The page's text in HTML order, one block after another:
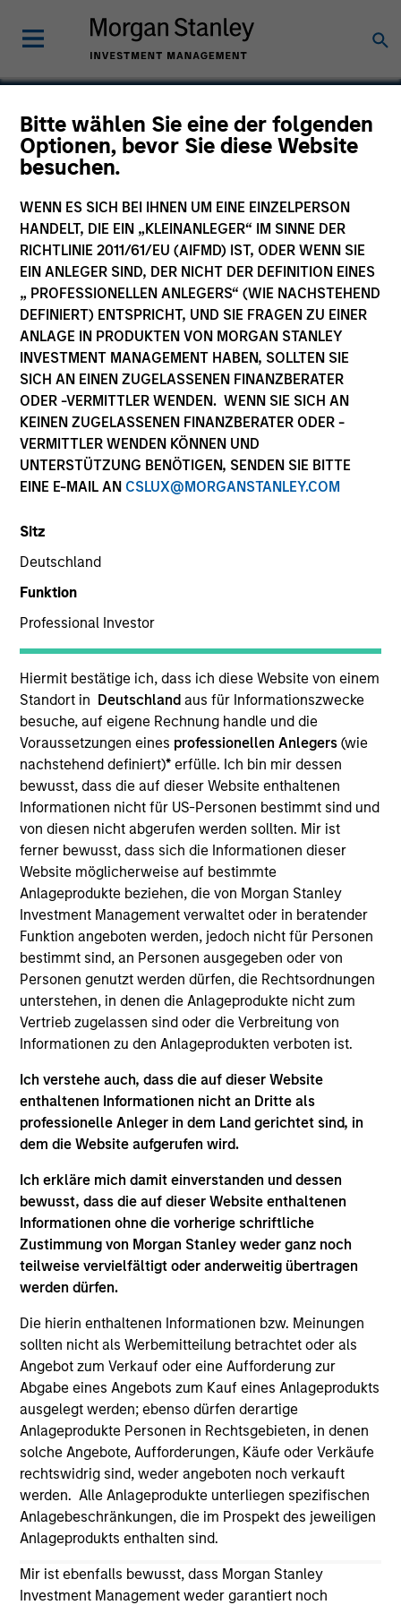
Bitte wählen Sie eine der folgenden
Optionen, bevor Sie diese Website
besuchen.
WENN ES SICH BEI IHNEN UM EINE EINZELPERSON
HANDELT, DIE EIN „KLEINANLEGER“ IM SINNE DER
RICHTLINIE 2011/61/EU (AIFMD) IST, ODER WENN SIE
EIN ANLEGER SIND, DER NICHT DER DEFINITION EINES
„ PROFESSIONELLEN ANLEGERS“ (WIE NACHSTEHEND
DEFINIERT) ENTSPRICHT, UND SIE FRAGEN ZU EINER
ANLAGE IN PRODUKTEN VON MORGAN STANLEY
INVESTMENT MANAGEMENT HABEN, SOLLTEN SIE
SICH AN EINEN ZUGELASSENEN FINANZBERATER
ODER -VERMITTLER WENDEN. WENN SIE SICH AN
KEINEN ZUGELASSENEN FINANZBERATER ODER -
VERMITTLER WENDEN KÖNNEN UND
UNTERSTÜTZUNG BENÖTIGEN, SENDEN SIE BITTE
EINE E-MAIL AN CSLUX@MORGANSTANLEY.COM
Sitz
Deutschland
Funktion
Professional Investor
Hiermit bestätige ich, dass ich diese Website von einem
Standort in Deutschland aus für Informationszwecke
besuche, auf eigene Rechnung handle und die
Voraussetzungen eines professionellen Anlegers(wie
nachstehend definiert)* erfülle. Ich bin mir dessen
bewusst, dass die auf dieser Website enthaltenen
Informationen nicht für US-Personen bestimmt sind und
von diesen nicht abgerufen werden sollten. Mir ist
ferner bewusst, dass sich die Informationen dieser
Website möglicherweise auf bestimmte
Anlageprodukte beziehen, die von Morgan Stanley
Investment Management verwaltet oder in beratender
Funktion angeboten werden, jedoch nicht für Personen
bestimmt sind, an Personen ausgegeben oder von
Personen genutzt werden dürfen, die Rechtsordnungen
unterstehen, in denen die Anlageprodukte nicht zum
Vertrieb zugelassen sind oder die Verbreitung von
Informationen zu den Anlageprodukten verboten ist.
Ich verstehe auch, dass die auf dieser Website
enthaltenen Informationen nicht an Dritte als
professionelle Anleger in dem Land gerichtet sind, in
dem die Website aufgerufen wird.
Ich erkläre mich damit einverstanden und dessen
bewusst, dass die auf dieser Website enthaltenen
Informationen ohne die vorherige schriftliche
Zustimmung von Morgan Stanley weder ganz noch
teilweise vervielfältigt oder anderweitig übertragen
werden dürfen.
Die hierin enthaltenen Informationen bzw. Meinungen
sollten nicht als Werbemitteilung betrachtet oder als
Angebot zum Verkauf oder eine Aufforderung zur
Abgabe eines Angebots zum Kauf eines Anlageprodukts
ausgelegt werden; ebenso dürfen derartige
Anlageprodukte Personen in Rechtsgebieten, in denen
solche Angebote, Aufforderungen, Käufe oder Verkäufe
rechtswidrig sind, weder angeboten noch verkauft
werden. Alle Anlageprodukte unterliegen spezifischen
Anlagebeschränkungen, die im Prospekt des jeweiligen
Anlageprodukts enthalten sind.
Mir ist ebenfalls bewusst, dass Morgan Stanley
Investment Management weder garantiert noch
Frontstep
Technology
COUNTRY
United States
Invested on
May 2000
Transaction Type
Follow-On
Realization Date
Jan 2002
Frontstep is an enterprise resource planning software
provider. Acquired by Mapics, (NASDA:MAPX).
Investment Team
Morgan Stanley Expansion Capital
and educational purposes only. There is no guarantee that
the investment mentioned resulted in positive performance
(for realized holdings), or will perform well in the future (for
current holdings). The trademarks and service marks above
are the property of their respective owners. The information
otherwise approved by such owners. By clicking on any
links shown here, you agree that you are navigating to a
third party site. We are providing these hyperlinks to you
only as a convenience and the inclusion of any hyperlink is
not and does not imply any endorsement, approval,
investigation, verification or monitoring by us of any
information contained in any hyperlinked site. In no event
the site or your use of such site.
Morgan Stanley